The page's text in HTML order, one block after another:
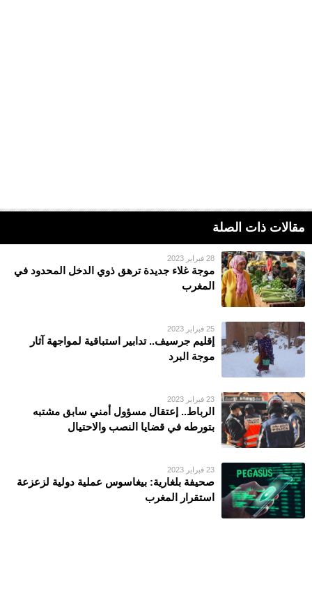
مقالات ذات الصلة
28 فبراير 2023
موجة غلاء جديدة ترهق ذوي الدخل المحدود في
المغرب
25 فبراير 2023
إقليم جرسيف.. تدابير استباقية لمواجهة آثار
موجة البرد
23 فبراير 2023
الرباط.. إعتقال مسؤول أمني سابق مشتبه
بتورطه في قضايا النصب والاحتيال
23 فبراير 2023
صحيفة بلغارية: بيغاسوس عملية دولية لزعزعة
استقرار المغرب